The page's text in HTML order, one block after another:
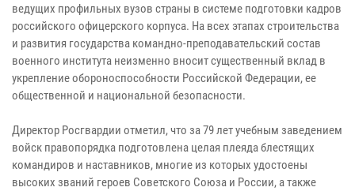
ведущих профильных вузов страны в системе подготовки кадров
российского офицерского корпуса. На всех этапах строительства
и развития государства командно-преподавательский состав
военного института неизменно вносит существенный вклад в
укрепление обороноспособности Российской Федерации, ее
общественной и национальной безопасности.
Директор Росгвардии отметил, что за 79 лет учебным заведением
войск правопорядка подготовлена целая плеяда блестящих
командиров и наставников, многие из которых удостоены
высоких званий героев Советского Союза и России, а также